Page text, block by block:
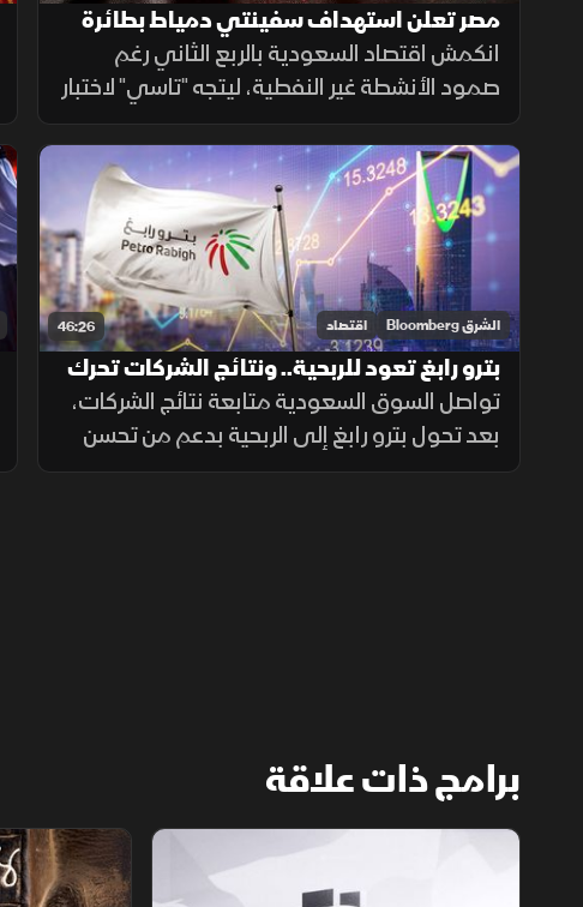
مصر تعلن استهداف سفينتي دمياط بطائرة
مسيرة.. و"تاسي" عند 10500 نقطة
انكمش اقتصاد السعودية بالربع الثاني رغم
صمود الأنشطة غير النفطية، ليتجه "تاسي" لاختبار
10500 نقطة. بالتوازي، أعلنت مصر السيطرة
على حريق ميناء دمياط الناجم عن مسيّرة ورفعت
واردات المازوت بنسبة 80%.
46:26 الشرق Bloomberg اقتصاد
بترو رابغ تعود للربحية.. ونتائج الشركات تحرك
السوق السعودية
تواصل السوق السعودية متابعة نتائج الشركات،
بعد تحول بترو رابغ إلى الربحية بدعم من تحسن
الأداء التشغيلي في وقت تراجعت أرباح
برامج ذات علاقة
الأسواق الأميركية ملحمة الأرقام